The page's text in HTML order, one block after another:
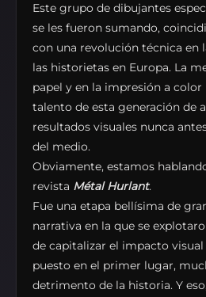
Este grupo de dibujantes
se les fueron sumando,
con una revolución técnica
las historietas en Europa. La
papel y en la impresión a
talento de esta generación de
resultados visuales nunca
del medio.
Obviamente, estamos
revista Métal Hurlant.
Fue una etapa bellísima de
narrativa en la que se
de capitalizar el impacto
puesto en el primer lugar,
detrimento de la historia. Y